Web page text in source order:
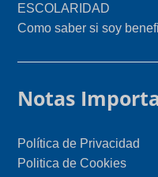
ESCOLARIDAD
Como saber si soy
Notas
Política de Privacidad
Politica de Cookies